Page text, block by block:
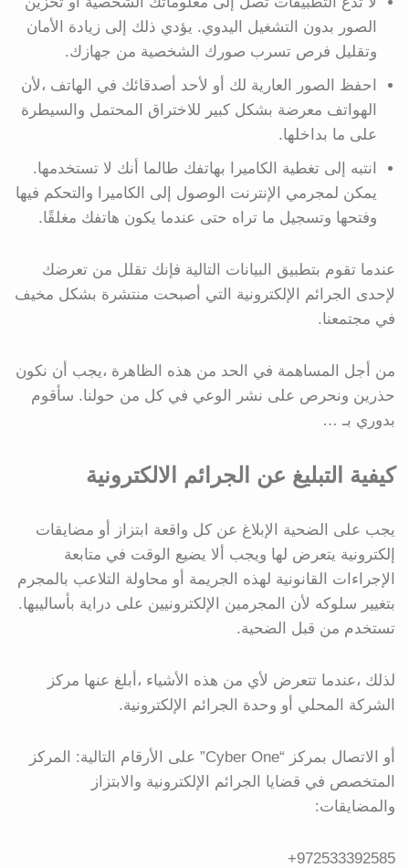
الصور بدون التشغيل اليدوي. يؤدي ذلك إلى زيادة الأمان
وتقليل فرص تسرب صورك الشخصية من جهازك.
احفظ الصور العارية لك أو لأحد أصدقائك في الهاتف ،لأن
الهواتف معرضة بشكل كبير للاختراق المحتمل والسيطرة
على ما بداخلها.
انتبه إلى تغطية الكاميرا بهاتفك طالما أنك لا تستخدمها.
يمكن لمجرمي الإنترنت الوصول إلى الكاميرا والتحكم فيها
وفتحها وتسجيل ما تراه حتى عندما يكون هاتفك مغلقًا.
عندما تقوم بتطبيق البيانات التالية فإنك تقلل من تعرضك
لإحدى الجرائم الإلكترونية التي أصبحت منتشرة بشكل مخيف
في مجتمعنا.
من أجل المساهمة في الحد من هذه الظاهرة ،يجب أن نكون
حذرين ونحرص على نشر الوعي في كل من حولنا. سأقوم
بدوري بـ …
كيفية التبليغ عن الجرائم الالكترونية
يجب على الضحية الإبلاغ عن كل واقعة ابتزاز أو مضايقات
إلكترونية يتعرض لها ويجب ألا يضيع الوقت في متابعة
الإجراءات القانونية لهذه الجريمة أو محاولة التلاعب بالمجرم
بتغيير سلوكه لأن المجرمين الإلكترونيين على دراية بأساليبها.
تستخدم من قبل الضحية.
لذلك ،عندما تتعرض لأي من هذه الأشياء ،أبلغ عنها مركز
الشركة المحلي أو وحدة الجرائم الإلكترونية.
أو الاتصال بمركز “Cyber ​​One” على الأرقام التالية: المركز
المتخصص في قضايا الجرائم الإلكترونية والابتزاز
والمضايقات:
972533392585+